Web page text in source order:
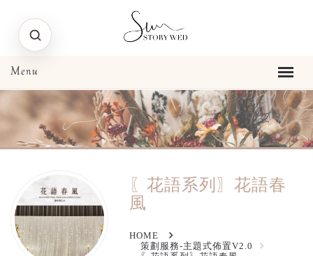
〖花語系列〗花語春
風
HOME
策劃服務-主題式佈置V2.0